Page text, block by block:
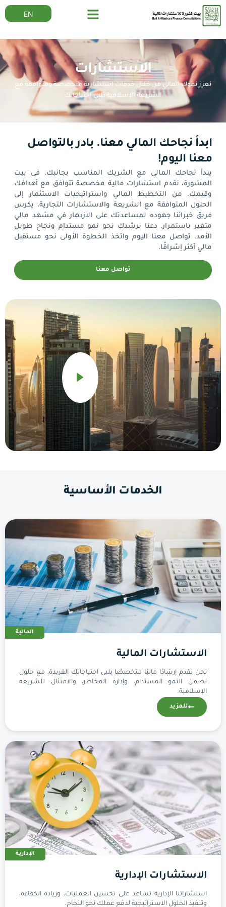
EN
الاستشارات
نعزز نموك المالي من خلال خدمات استشارية متخصصة ومتوافقة مع
الشريعة الإسلامية تلبي احتياجاتك
ابدأ نجاحك المالي معنا. بادر بالتواصل
معنا اليوم!
يبدأ نجاحك المالي مع الشريك المناسب بجانبك. في بيت
المشورة، نقدم استشارات مالية مخصصة تتوافق مع أهدافك
وقيمك. من التخطيط المالي واستراتيجيات الاستثمار إلى
الحلول المتوافقة مع الشريعة والاستشارات التجارية، يكرس
فريق خبرائنا جهوده لمساعدتك على الازدهار في مشهد مالي
متغير باستمرار. دعنا نرشدك نحو نمو مستدام ونجاح طويل
الأمد. تواصل معنا اليوم واتخذ الخطوة الأولى نحو مستقبل
مالي أكثر إشراقًا.
تواصل معنا
الخدمات الأساسية
المالية
الاستشارات المالية
نحن نقدم إرشادًا ماليًا متخصصًا يلبي احتياجاتك الفريدة، مع حلول
تضمن النمو المستدام، وإدارة المخاطر، والامتثال للشريعة
الإسلامية.
للمزيد
الإدارية
الاستشارات الإدارية
استشاراتنا الإدارية تساعد على تحسين العمليات، وزيادة الكفاءة،
وتنفيذ الحلول الاستراتيجية لدفع عملك نحو النجاح.